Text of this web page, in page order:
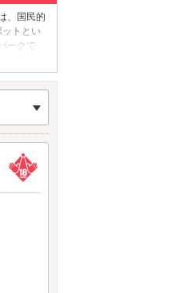
、国民的
ットとい
ークで
並みを見
という
ければぜ
そして
みずマリ
在してい